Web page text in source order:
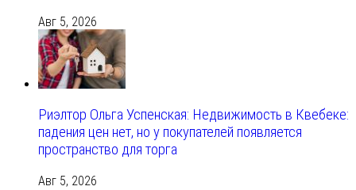
Авг 5, 2026
Риэлтор Ольга Успенская: Недвижимость в Квебеке:
падения цен нет, но у покупателей появляется
пространство для торга
Авг 5, 2026